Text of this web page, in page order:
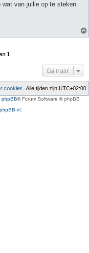
wat van jullie op te steken.
1
Ga naar
Alle tijden zijn UTC+02:00
cookies
phpBB® Forum Software © phpBB
phpBB.nl